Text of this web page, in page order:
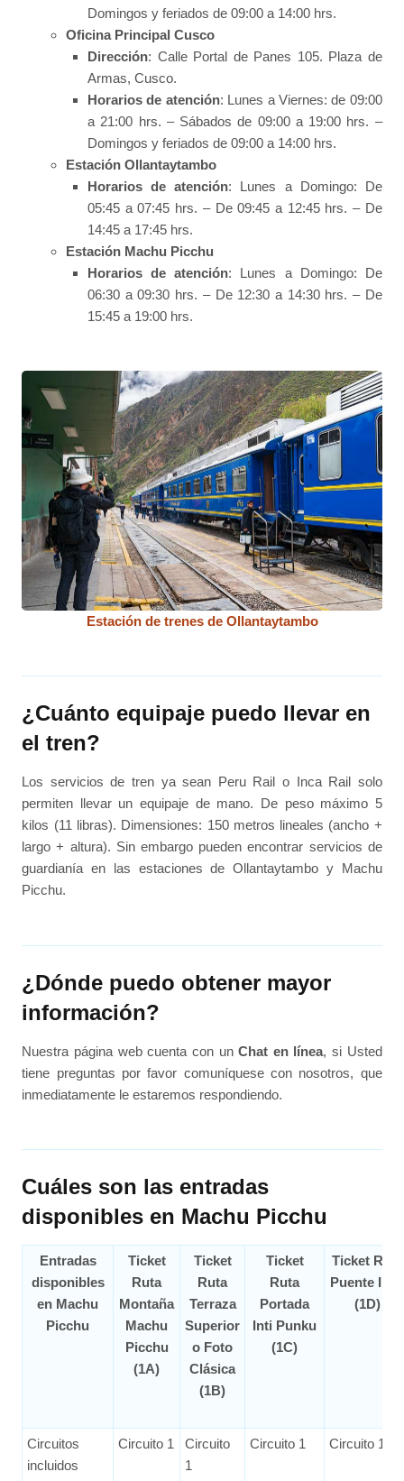
Domingos y feriados de 09:00 a 14:00 hrs.
Oficina Principal Cusco
Dirección: Calle Portal de Panes 105. Plaza de
Armas, Cusco.
Horarios de atención: Lunes a Viernes: de 09:00
a 21:00 hrs. – Sábados de 09:00 a 19:00 hrs. –
Domingos y feriados de 09:00 a 14:00 hrs.
Estación Ollantaytambo
Horarios de atención: Lunes a Domingo: De
05:45 a 07:45 hrs. – De 09:45 a 12:45 hrs. – De
14:45 a 17:45 hrs.
Estación Machu Picchu
Horarios de atención: Lunes a Domingo: De
06:30 a 09:30 hrs. – De 12:30 a 14:30 hrs. – De
15:45 a 19:00 hrs.
Estación de trenes de Ollantaytambo
¿Cuánto equipaje puedo llevar en
el tren?
Los servicios de tren ya sean Peru Rail o Inca Rail solo
permiten llevar un equipaje de mano. De peso máximo 5
kilos (11 libras). Dimensiones: 150 metros lineales (ancho +
largo + altura). Sin embargo pueden encontrar servicios de
guardianía en las estaciones de Ollantaytambo y Machu
Picchu.
¿Dónde puedo obtener mayor
información?
Nuestra página web cuenta con unChat en línea, si Usted
tiene preguntas por favor comuníquese con nosotros, que
inmediatamente le estaremos respondiendo.
Cuáles son las entradas
disponibles en Machu Picchu
Entradas
disponibles
en Machu
Picchu
Ticket
Ruta
Montaña
Machu
Picchu
(1A)
Ticket
Ruta
Terraza
Superior
o Foto
Clásica
(1B)
Ticket
Ruta
Portada
Inti Punku
(1C)
Ticket Ruta
Puente Inca
(1D)
Circuitos
incluidos
Circuito 1
Circuito
1
Circuito 1 Circuito 1